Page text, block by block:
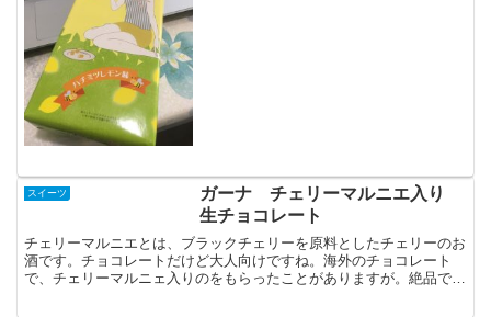
スイーツ
ガーナ チェリーマルニエ入り
生チョコレート
チェリーマルニエとは、ブラックチェリーを原料としたチェリーのお
酒です。チョコレートだけど大人向けですね。海外のチョコレート
で、チェリーマルニェ入りのをもらったことがありますが。絶品でし